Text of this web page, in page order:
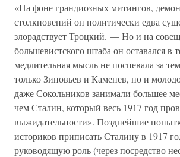
«На фоне грандиозных митингов,
столкновений он политически едва
злорадствует Троцкий. — Но и на
большевистского штаба он оставался в
медлительная мысль не поспевала за
только Зиновьев и Каменев, но и
даже Сокольников занимали большее
чем Сталин, который весь 1917 год
выжидательности». Позднейшие
историков приписать Сталину в 1917
руководящую роль (через посредство